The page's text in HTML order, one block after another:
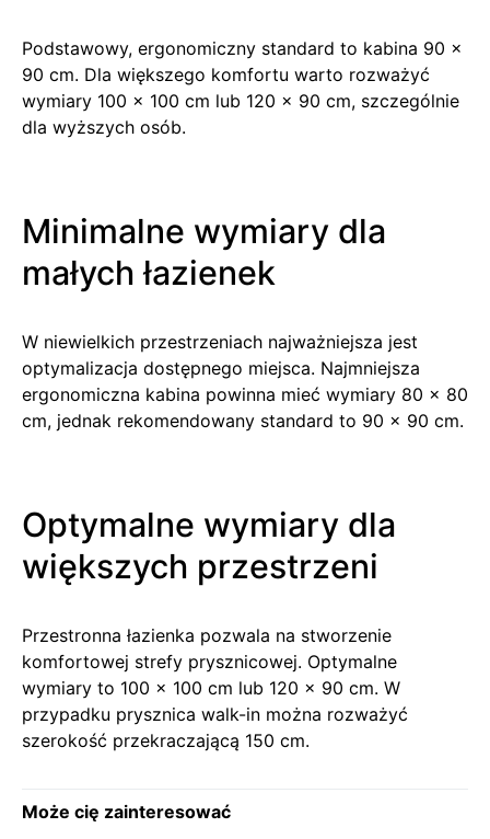
Podstawowy, ergonomiczny standard to kabina 90 x
90 cm. Dla większego komfortu warto rozważyć
wymiary 100 x 100 cm lub 120 x 90 cm, szczególnie
dla wyższych osób.
Minimalne wymiary dla
małych łazienek
W niewielkich przestrzeniach najważniejsza jest
optymalizacja dostępnego miejsca. Najmniejsza
ergonomiczna kabina powinna mieć wymiary 80 x 80
cm, jednak rekomendowany standard to 90 x 90 cm.
Optymalne wymiary dla
większych przestrzeni
Przestronna łazienka pozwala na stworzenie
komfortowej strefy prysznicowej. Optymalne
wymiary to 100 x 100 cm lub 120 x 90 cm. W
przypadku prysznica walk-in można rozważyć
szerokość przekraczającą 150 cm.
Może cię zainteresować